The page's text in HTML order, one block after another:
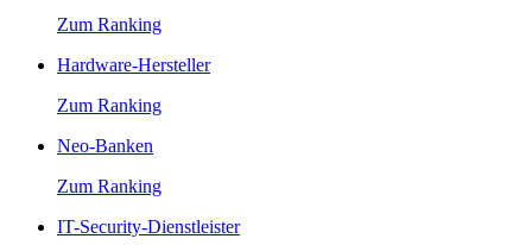
Zum Ranking
Hardware-Hersteller
Zum Ranking
Neo-Banken
Zum Ranking
IT-Security-Dienstleister